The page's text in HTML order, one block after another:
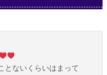
とないくらいはまって